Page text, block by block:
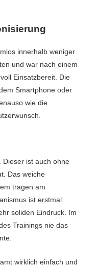
innerhalb weniger
und war nach einem
Einsatzbereit. Die
Smartphone oder
wie die
Dieser ist auch ohne
Das weiche
tragen am
ist erstmal
soliden Eindruck. Im
Trainings nie das
wirklich einfach und